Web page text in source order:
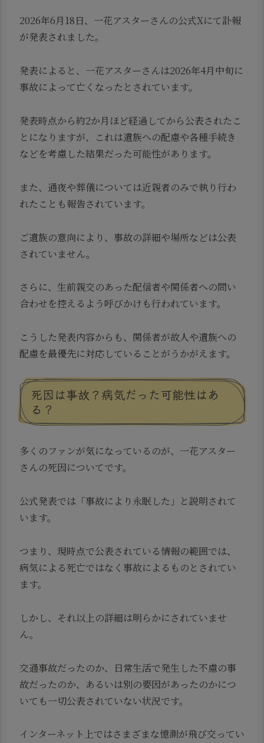
2026年6月18日、一花アスターさんの公式Xにて訃報
が発表されました。
発表によると、一花アスターさんは2026年4月中旬に
事故によって亡くなったとされています。
発表時点から約2か月ほど経過してから公表されたこ
とになりますが、これは遺族への配慮や各種手続き
などを考慮した結果だった可能性があります。
また、通夜や葬儀については近親者のみで執り行わ
れたことも報告されています。
ご遺族の意向により、事故の詳細や場所などは公表
されていません。
さらに、生前親交のあった配信者や関係者への問い
合わせを控えるよう呼びかけも行われています。
こうした発表内容からも、関係者が故人や遺族への
配慮を最優先に対応していることがうかがえます。
死因は事故？病気だった可能性はあ
る？
多くのファンが気になっているのが、一花アスター
さんの死因についてです。
公式発表では「事故により永眠した」と説明されて
います。
つまり、現時点で公表されている情報の範囲では、
病気による死亡ではなく事故によるものとされてい
ます。
しかし、それ以上の詳細は明らかにされていませ
ん。
交通事故だったのか、日常生活で発生した不慮の事
故だったのか、あるいは別の要因があったのかにつ
いても一切公表されていない状況です。
インターネット上ではさまざまな憶測が飛び交ってい